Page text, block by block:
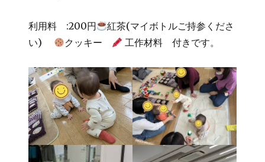
利用料 :200円
紅茶(マイボトルご持参くださ
い)
クッキー 工作材料 付きです。